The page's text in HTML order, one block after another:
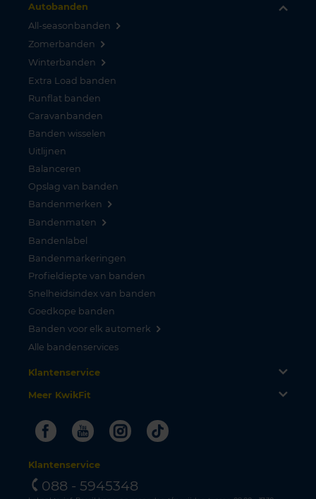
Autobanden
All-seasonbanden
Zomerbanden
Winterbanden
Extra Load banden
Runflat banden
Caravanbanden
Banden wisselen
Uitlijnen
Balanceren
Opslag van banden
Bandenmerken
Bandenmaten
Bandenlabel
Bandenmarkeringen
Profieldiepte van banden
Snelheidsindex van banden
Goedkope banden
Banden voor elk automerk
Alle bandenservices
Klantenservice
Meer KwikFit
FacebookYoutubeInstagram
Tiktok
Klantenservice
088 - 5945348